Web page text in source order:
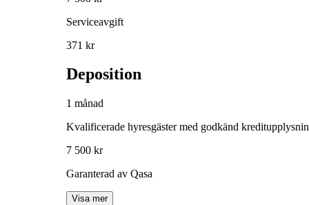
Serviceavgift
371 kr
Deposition
1 månad
Kvalificerade hyresgäster med godkänd
7 500 kr
Garanterad av Qasa
Visa mer